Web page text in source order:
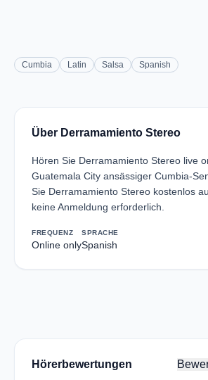
Cumbia Latin Salsa Spanish
Über Derramamiento Stereo
Hören Sie Derramamiento Stereo live
Guatemala City ansässiger Cumbia-
Sie Derramamiento Stereo kostenlos
keine Anmeldung erforderlich.
FREQUENZ
Online only
SPRACHE
Spanish
Hörerbewertungen